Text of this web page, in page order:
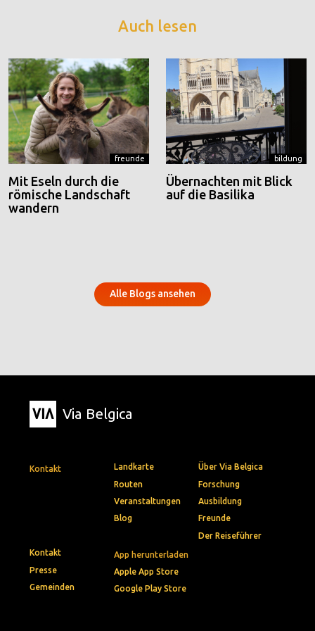
Auch lesen
freunde
Mit Eseln durch die
römische Landschaft
wandern
bildung
Übernachten mit Blick
auf die Basilika
Alle Blogs ansehen
Via Belgica
Kontakt
App herunterladen
Apple App Store
Google Play Store
Landkarte
Routen
Veranstaltungen
Blog
Über Via Belgica
Forschung
Ausbildung
Freunde
Der Reiseführer
Kontakt
Presse
Gemeinden